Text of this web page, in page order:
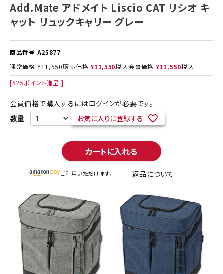
Add.Mate アドメイト Liscio CAT リシオ キ
ャット リュックキャリー グレー
商品番号 A25877
通常価格 ¥11,550販売価格 ¥11,550税込会員価格 ¥11,550税込
[525ポイント進呈 ]
会員価格で購入するにはログインが必要です。
お気に入りに登録する
カートに入れる
ご利用いただけます。 返品について